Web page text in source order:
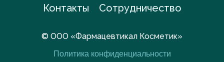
Контакты
Сотрудничество
© ООО «Фармацевтикал Косметик»
Политика конфиденциальности